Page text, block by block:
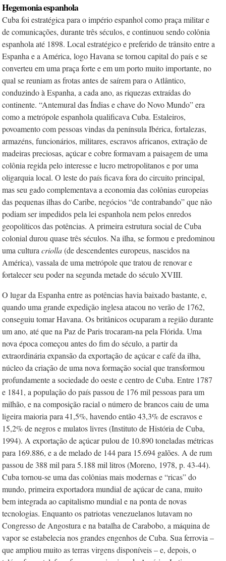
Hegemonia espanhola
Cuba foi estratégica para o império espanhol como praça militar e
de comunicações, durante três séculos, e continuou sendo colônia
espanhola até 1898. Local estratégico e preferido de trânsito entre a
Espanha e a América, logo Havana se tornou capital do país e se
converteu em uma praça forte e em um porto muito importante, no
qual se reuniam as frotas antes de saírem para o Atlântico,
conduzindo à Espanha, a cada ano, as riquezas extraídas do
continente. “Antemural das Índias e chave do Novo Mundo” era
como a metrópole espanhola qualificava Cuba. Estaleiros,
povoamento com pessoas vindas da península Ibérica, fortalezas,
armazéns, funcionários, militares, escravos africanos, extração de
madeiras preciosas, açúcar e cobre formavam a paisagem de uma
colônia regida pelo interesse e lucro metropolitanos e por uma
oligarquia local. O leste do país ficava fora do circuito principal,
mas seu gado complementava a economia das colônias europeias
das pequenas ilhas do Caribe, negócios “de contrabando” que não
podiam ser impedidos pela lei espanhola nem pelos enredos
geopolíticos das potências. A primeira estrutura social de Cuba
colonial durou quase três séculos. Na ilha, se formou e predominou
uma cultura criolla(de descendentes europeus, nascidos na
América), vassala de uma metrópole que tratou de renovar e
fortalecer seu poder na segunda metade do século XVIII.
O lugar da Espanha entre as potências havia baixado bastante, e,
quando uma grande expedição inglesa atacou no verão de 1762,
conseguiu tomar Havana. Os britânicos ocuparam a região durante
um ano, até que na Paz de Paris trocaram-na pela Flórida. Uma
nova época começou antes do fim do século, a partir da
extraordinária expansão da exportação de açúcar e café da ilha,
núcleo da criação de uma nova formação social que transformou
profundamente a sociedade do oeste e centro de Cuba. Entre 1787
e 1841, a população do país passou de 176 mil pessoas para um
milhão, e na composição racial o número de brancos caiu de uma
ligeira maioria para 41,5%, havendo então 43,3% de escravos e
15,2% de negros e mulatos livres (Instituto de História de Cuba,
1994). A exportação de açúcar pulou de 10.890 toneladas métricas
para 169.886, e a de melado de 144 para 15.694 galões. A de rum
passou de 388 mil para 5.188 mil litros (Moreno, 1978, p. 43-44).
Cuba tornou-se uma das colônias mais modernas e “ricas” do
mundo, primeira exportadora mundial de açúcar de cana, muito
bem integrada ao capitalismo mundial e na ponta de novas
tecnologias. Enquanto os patriotas venezuelanos lutavam no
Congresso de Angostura e na batalha de Carabobo, a máquina de
vapor se estabelecia nos grandes engenhos de Cuba. Sua ferrovia –
que ampliou muito as terras virgens disponíveis –­ e, depois, o